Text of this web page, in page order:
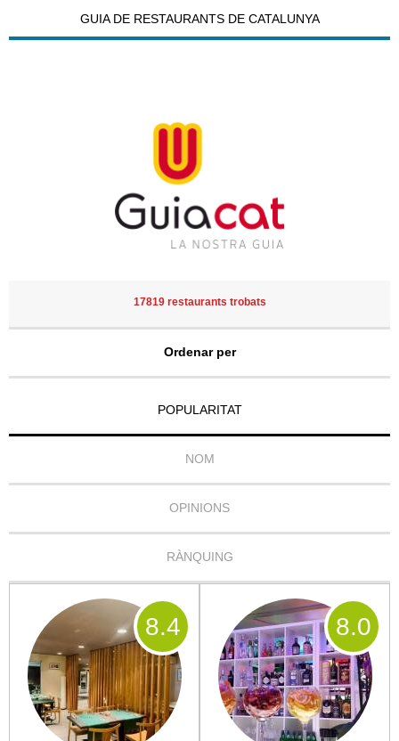
GUIA DE RESTAURANTS DE CATALUNYA
17819 restaurants trobats
Ordenar per
POPULARITAT
NOM
OPINIONS
RÀNQUING
8.4 8.0